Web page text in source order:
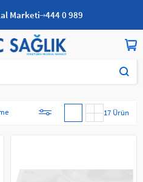
Marketi 444 0 989
17 Ürün